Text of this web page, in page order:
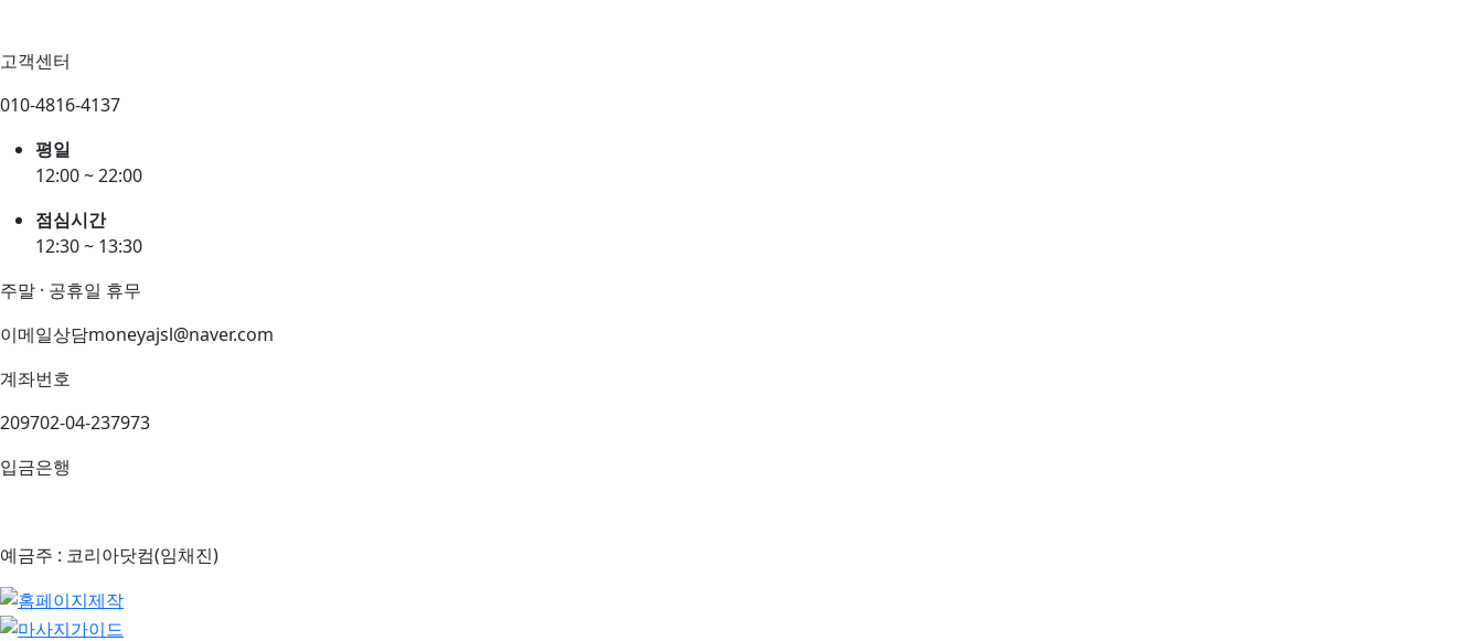
고객센터
010-4816-4137
평일
12:00 ~ 22:00
점심시간
12:30 ~ 13:30
주말 · 공휴일 휴무
이메일상담moneyajsl@naver.com
계좌번호
209702-04-237973
입금은행
예금주 : 코리아닷컴(임채진)